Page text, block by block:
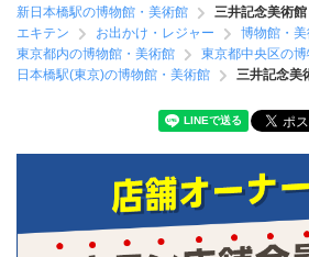
新日本橋駅の博物館・美術館
三井記念美術館
エキテン
お出かけ・レジャー
博物館・
東京都内の博物館・美術館
東京都中央区の
日本橋駅(東京)の博物館・美術館
三井記念美